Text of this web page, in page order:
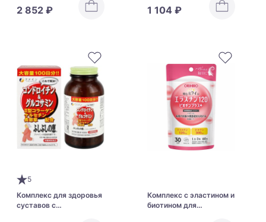
здоровья суставов
2 852 ₽
подвижности Orihiro
1 104 ₽
5
Комплекс для здоровья
суставов с
Комплекс с эластином и
биотином для